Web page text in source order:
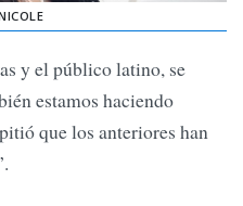
y el público latino, se
estamos haciendo
que los anteriores han